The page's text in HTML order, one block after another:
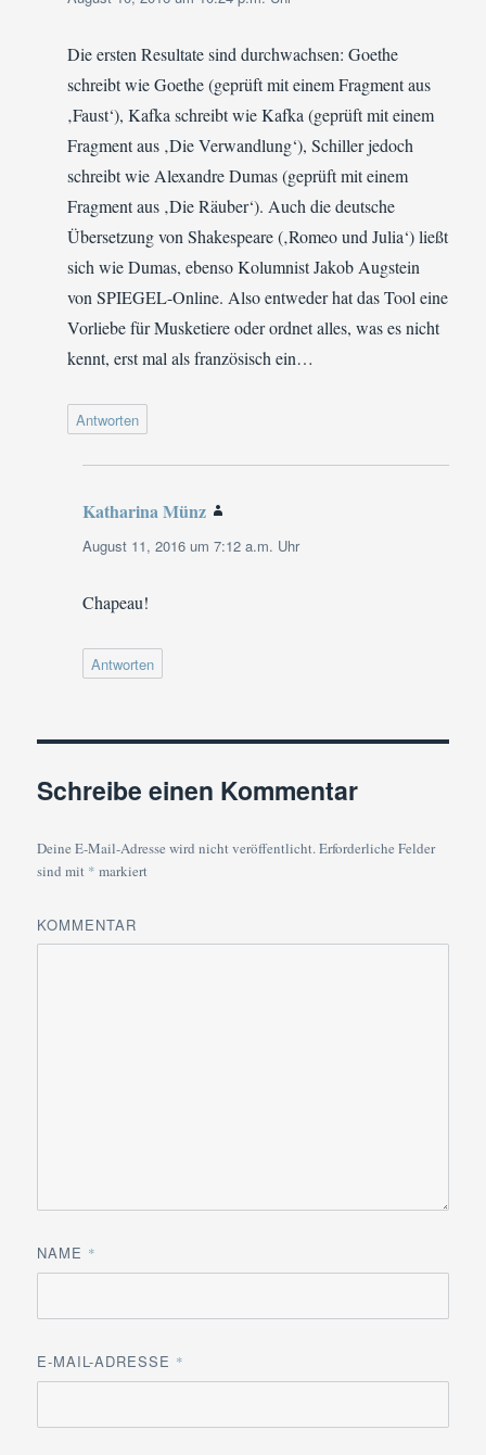
Die ersten Resultate sind durchwachsen: Goethe
schreibt wie Goethe (geprüft mit einem Fragment aus
‚Faust‘), Kafka schreibt wie Kafka (geprüft mit einem
Fragment aus ‚Die Verwandlung‘), Schiller jedoch
schreibt wie Alexandre Dumas (geprüft mit einem
Fragment aus ‚Die Räuber‘). Auch die deutsche
Übersetzung von Shakespeare (‚Romeo und Julia‘) ließt
sich wie Dumas, ebenso Kolumnist Jakob Augstein
von SPIEGEL-Online. Also entweder hat das Tool eine
Vorliebe für Musketiere oder ordnet alles, was es nicht
kennt, erst mal als französisch ein…
Antworten
Katharina Münz
August 11, 2016 um 7:12 a.m. Uhr
Chapeau!
Antworten
Schreibe einen Kommentar
Deine E-Mail-Adresse wird nicht veröffentlicht.Erforderliche Felder
sind mit * markiert
KOMMENTAR
NAME *
E-MAIL-ADRESSE *